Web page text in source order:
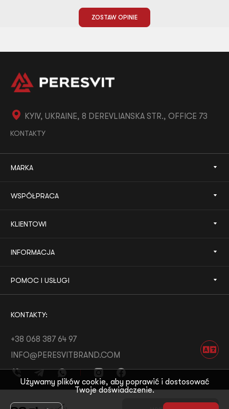
ZOSTAW OPINIE
KYIV, UKRAINE, 8 DEREVLIANSKA STR., OFFICE 73
KONTAKTY
MARKA
WSPÓŁPRACA
KLIENTOWI
INFORMACJA
POMOC I USŁUGI
KONTAKTY:
+38 068 387 64 97
INFO@PERESVITBRAND.COM
ROZWÓJ OD:
Używamy plików cookie, aby poprawić i dostosować
Twoje doświadczenie.